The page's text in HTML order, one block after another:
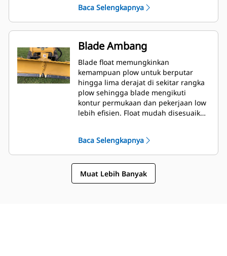
Baca Selengkapnya
Blade Ambang
Blade float memungkinkan
kemampuan plow untuk berputar
hingga lima derajat di sekitar rangka
plow sehingga blade mengikuti
kontur permukaan dan pekerjaan low
lebih efisien. Float mudah disesuaikan
Baca Selengkapnya
Muat Lebih Banyak